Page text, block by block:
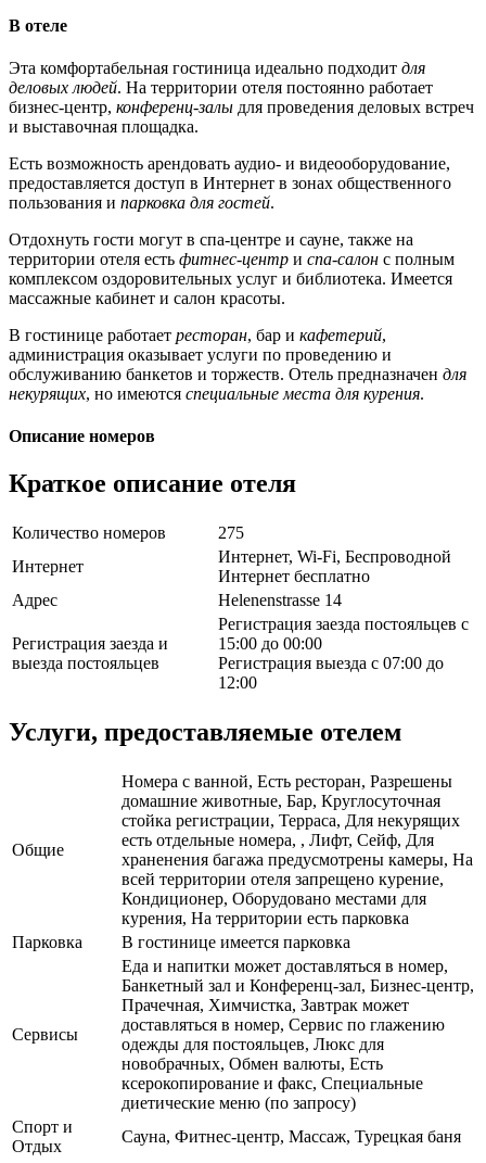
В отеле
Эта комфортабельная гостиница идеально подходит для
деловых людей. На территории отеля постоянно работает
бизнес-центр, конференц-залы для проведения деловых встреч
и выставочная площадка.
Есть возможность арендовать аудио- и видеооборудование,
предоставляется доступ в Интернет в зонах общественного
пользования и парковка для гостей.
Отдохнуть гости могут в спа-центре и сауне, также на
территории отеля есть фитнес-центр и спа-салон с полным
комплексом оздоровительных услуг и библиотека. Имеется
массажные кабинет и салон красоты.
В гостинице работает ресторан, бар и кафетерий,
администрация оказывает услуги по проведению и
обслуживанию банкетов и торжеств. Отель предназначен для
некурящих, но имеются специальные места для курения.
Описание номеров
Краткое описание отеля
Количество номеров
275
Интернет
Интернет, Wi-Fi, Беспроводной
Интернет бесплатно
Адрес
Helenenstrasse 14
Регистрация заезда и
выезда постояльцев
Регистрация заезда постояльцев с
15:00 до 00:00
Регистрация выезда с 07:00 до
12:00
Услуги, предоставляемые отелем
Общие
Номера с ванной, Есть ресторан, Разрешены
домашние животные, Бар, Круглосуточная
стойка регистрации, Терраса, Для некурящих
есть отдельные номера, , Лифт, Сейф, Для
храненения багажа предусмотрены камеры, На
всей территории отеля запрещено курение,
Кондиционер, Оборудовано местами для
курения, На территории есть парковка
Парковка
В гостинице имеется парковка
Сервисы
Еда и напитки может доставляться в номер,
Банкетный зал и Конференц-зал, Бизнес-центр,
Прачечная, Химчистка, Завтрак может
доставляться в номер, Сервис по глажению
одежды для постояльцев, Люкс для
новобрачных, Обмен валюты, Есть
ксерокопирование и факс, Специальные
диетические меню (по запросу)
Спорт и
Отдых
Сауна, Фитнес-центр, Массаж, Турецкая баня